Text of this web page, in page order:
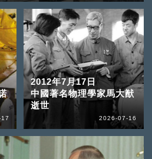
2012年7月17日
中國著名物理學家馬大猷
逝世
2026-07-16